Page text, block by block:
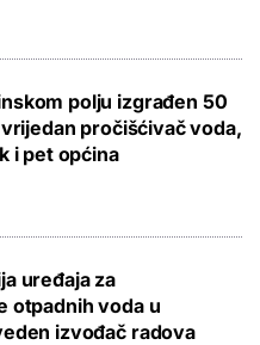
polju izgrađen 50
pročišćivač voda,
i pet općina
uređaja za
otpadnih voda u
izvođač radova